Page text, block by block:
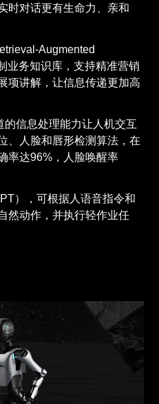
时对话更有生命力、亲和
Augmented
业务知识库，支持精准营销
项讲解，让信息传递更加高
信息处理能力让人机交互
、人脸和唇形检测算法，在
率达96%，人脸唤醒率
），可根据人语音指令和
然动作，并执行轻作业任